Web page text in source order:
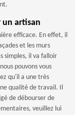
un artisan
efficace. En effet, il
et les murs
simples, il va falloir
pouvons vous
qu'il a une très
qualité de travail. Il
de débourser de
veuillez lui